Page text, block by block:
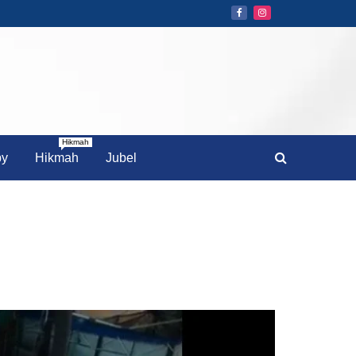
Hikmah
Hikmah
Jubel